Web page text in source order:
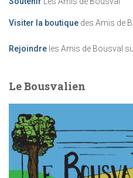
Visiter la boutique des Amis de
Rejoindre les Amis de Bousval
Le Bousvalien